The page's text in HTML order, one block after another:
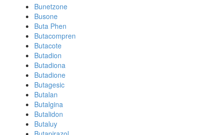
Bunetzone
Busone
Buta Phen
Butacompren
Butacote
Butadion
Butadiona
Butadione
Butagesic
Butalan
Butalgina
Butalidon
Butaluy